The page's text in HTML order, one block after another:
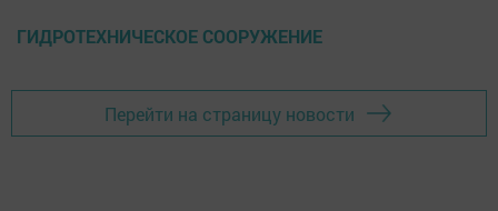
ГИДРОТЕХНИЧЕСКОЕ СООРУЖЕНИЕ
Перейти на страницу новости